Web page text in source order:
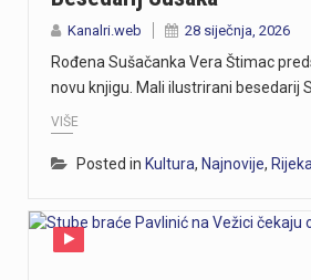
Kanalri.web 28 siječnja, 2026
Rođena Sušačanka Vera Štimac
novu knjigu. Mali ilustrirani besedarij
VIŠE
Posted in Kultura, Najnovije, Rijeka